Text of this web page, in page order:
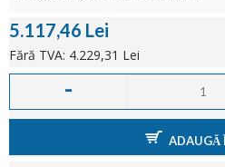
5.117,46 Lei
Fără TVA: 4.229,31 Lei
-
ADAUGĂ